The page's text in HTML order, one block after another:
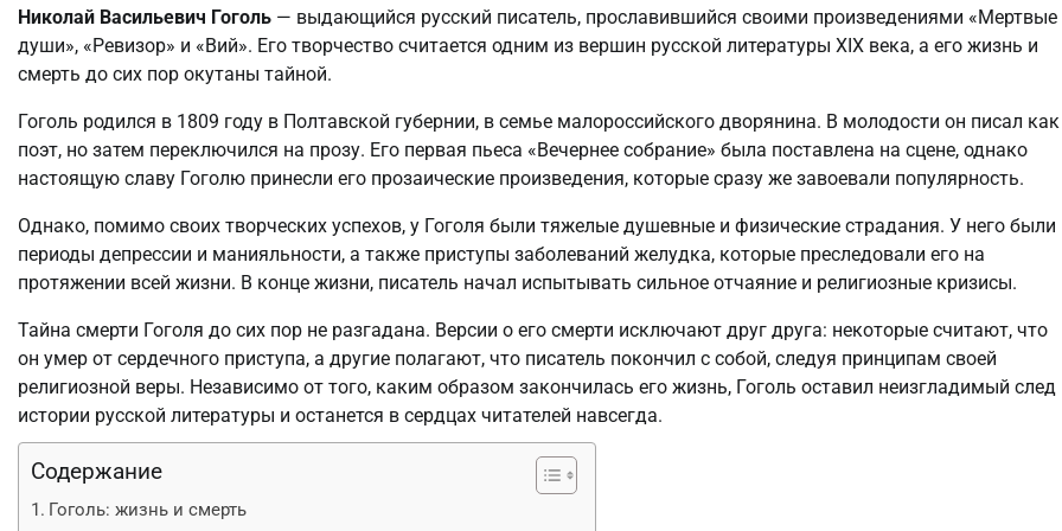
Николай Васильевич Гоголь — выдающийся русский писатель, прославившийся своими произведениями «Мертвые
души», «Ревизор» и «Вий». Его творчество считается одним из вершин русской литературы XIX века, а его жизнь и
смерть до сих пор окутаны тайной.
Гоголь родился в 1809 году в Полтавской губернии, в семье малороссийского дворянина. В молодости он писал как
поэт, но затем переключился на прозу. Его первая пьеса «Вечернее собрание» была поставлена на сцене, однако
настоящую славу Гоголю принесли его прозаические произведения, которые сразу же завоевали популярность.
Однако, помимо своих творческих успехов, у Гоголя были тяжелые душевные и физические страдания. У него были
периоды депрессии и манияльности, а также приступы заболеваний желудка, которые преследовали его на
протяжении всей жизни. В конце жизни, писатель начал испытывать сильное отчаяние и религиозные кризисы.
Тайна смерти Гоголя до сих пор не разгадана. Версии о его смерти исключают друг друга: некоторые считают, что
он умер от сердечного приступа, а другие полагают, что писатель покончил с собой, следуя принципам своей
религиозной веры. Независимо от того, каким образом закончилась его жизнь, Гоголь оставил неизгладимый след
истории русской литературы и останется в сердцах читателей навсегда.
Содержание
Гоголь: жизнь и смерть